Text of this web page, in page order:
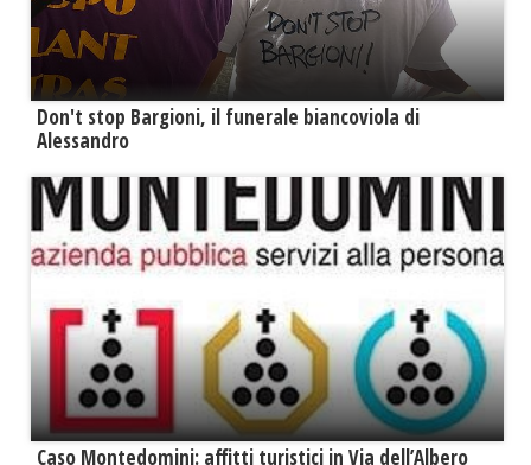
Don't stop Bargioni, il funerale biancoviola di
Alessandro
Caso Montedomini: affitti turistici in Via dell’Albero